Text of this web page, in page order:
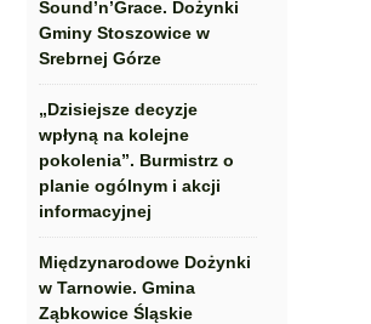
Sound’n’Grace. Dożynki
Gminy Stoszowice w
Srebrnej Górze
„Dzisiejsze decyzje
wpłyną na kolejne
pokolenia”. Burmistrz o
planie ogólnym i akcji
informacyjnej
Międzynarodowe Dożynki
w Tarnowie. Gmina
Ząbkowice Śląskie